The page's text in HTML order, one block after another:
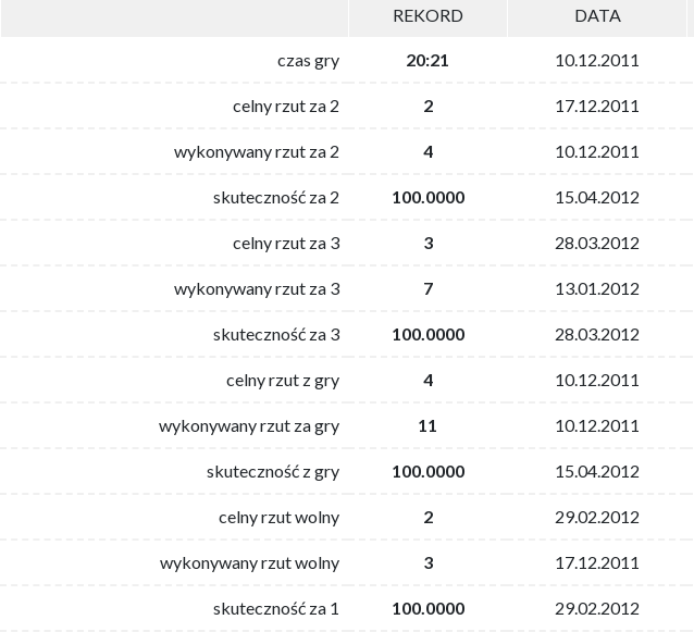
REKORD DATA
czas gry 20:21 10.12.2011
celny rzut za 2 2 17.12.2011
wykonywany rzut za 2 4 10.12.2011
skuteczność za 2 100.0000 15.04.2012
celny rzut za 3 3 28.03.2012
wykonywany rzut za 3 7 13.01.2012
skuteczność za 3 100.0000 28.03.2012
celny rzut z gry 4 10.12.2011
wykonywany rzut za gry 11 10.12.2011
skuteczność z gry 100.0000 15.04.2012
celny rzut wolny 2 29.02.2012
wykonywany rzut wolny 3 17.12.2011
skuteczność za 1 100.0000 29.02.2012